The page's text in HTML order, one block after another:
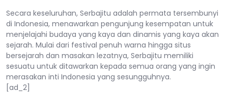
Secara keseluruhan, Serbajitu adalah permata tersembunyi
di Indonesia, menawarkan pengunjung kesempatan untuk
menjelajahi budaya yang kaya dan dinamis yang kaya akan
sejarah. Mulai dari festival penuh warna hingga situs
bersejarah dan masakan lezatnya, Serbajitu memiliki
sesuatu untuk ditawarkan kepada semua orang yang ingin
merasakan inti Indonesia yang sesungguhnya.
[ad_2]